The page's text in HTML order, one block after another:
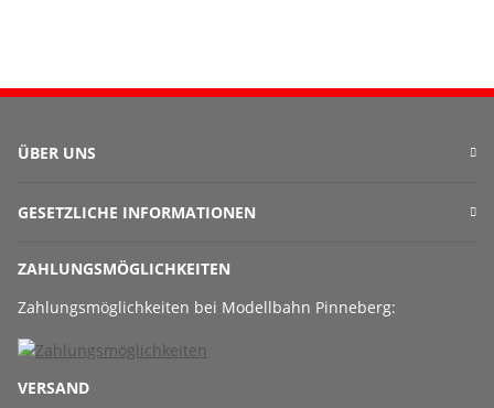
ÜBER UNS
GESETZLICHE INFORMATIONEN
ZAHLUNGSMÖGLICHKEITEN
Zahlungsmöglichkeiten bei Modellbahn Pinneberg:
VERSAND